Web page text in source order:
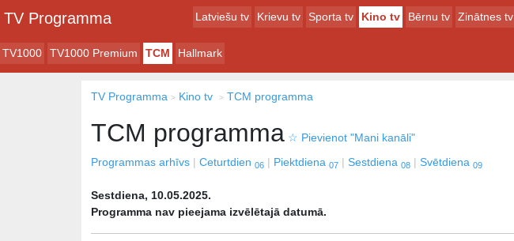
TV Programma Latviešu tv Krievu tv Sporta tv Kino tv Bērnu tv Zinātnes tv
TV1000 TV1000 Premium TCM Hallmark
TV Programma Kino tv TCM programma
TCM programma ☆ Pievienot "Mani kanāli"
Programmas arhīvs
Ceturtdien 06 Piektdiena 07 Sestdiena 08 Svētdiena 09
Sestdiena, 10.05.2025.
Programma nav pieejama izvēlētajā datumā.